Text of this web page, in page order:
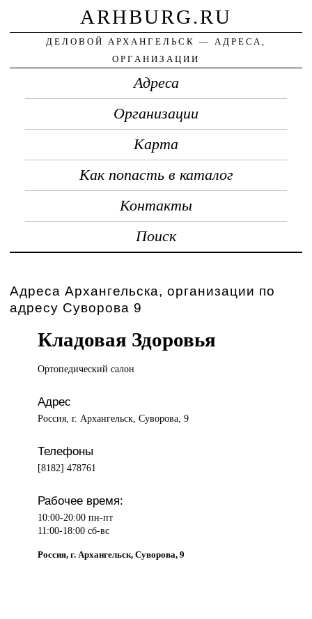
ARHBURG.RU
ДЕЛОВОЙ АРХАНГЕЛЬСК — АДРЕСА,
ОРГАНИЗАЦИИ
Адреса
Организации
Карта
Как попасть в каталог
Контакты
Поиск
Адреса Архангельска, организации по
адресу Суворова 9
Кладовая Здоровья
Ортопедический салон
Адрес
Россия, г. Архангельск, Суворова, 9
Телефоны
[8182] 478761
Рабочее время:
10:00-20:00 пн-пт
11:00-18:00 сб-вс
Россия, г. Архангельск, Суворова, 9